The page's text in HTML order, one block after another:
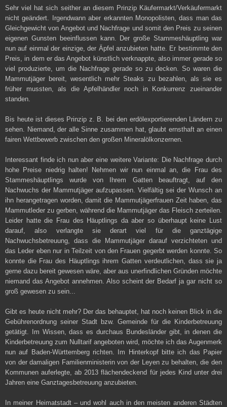
Sehr viel hat sich seither an diesem Prinzip Käufermarkt/Verkäufermarkt
nicht geändert. Irgendwann aber erkannten Monopolisten, dass man das
Gleichgewicht von Angebot und Nachfrage und somit den Preis zu seinen
eigenen Gunsten beeinflussen kann. Der große Stammeshäuptling war
nun auf einmal der einzige, der Äpfel anzubieten hatte. Er bestimmte den
Preis, in dem er das Angebot künstlich verknappte, also immer gerade so
viel produzierte, um die Nachfrage gerade so zu decken. So waren die
Mammutjäger bereit, wesentlich mehr Steaks zu bezahlen, als sie es
früher mussten, als die Apfelhändler noch in Konkurrenz zueinander
standen.
Bis heute ist dieses Prinzip z. B. bei den erdölexportierenden Ländern zu
sehen. Niemand, der alle Sinne zusammen hat, glaubt ernsthaft an einen
fairen Wettbewerb zwischen den großen Mineralölkonzernen.
Interessant finde ich nun aber eine weitere Variante: Die Nachfrage durch
hohe Preise niedrig halten! Nehmen wir nun einmal an, die Frau des
Stammeshäuptlings wurde von Ihrem Gatten beauftragt, auf den
Nachwuchs der Mammutjäger aufzupassen. Vielfältig sei der Wunsch an
ihn herangetragen worden, damit die Mammutjägerfrauen Zeit haben, das
Mammutleder zu gerben, während die Mammutjäger das Fleisch zerteilen.
Leider hatte die Frau des Häuptlings da aber so überhaupt keine Lust
darauf, also verlangte sie derart viel für die ganztägige
Nachwuchsbetreuung, dass die Mammutjäger darauf verzichteten und
das Leder eben nur in Teilzeit von den Frauen gegerbt werden konnte. So
konnte die Frau des Häuptlings ihrem Gatten verdeutlichen, dass sie ja
gerne dazu bereit gewesen wäre, aber aus unerfindlichen Gründen möchte
niemand das Angebot annehmen. Also scheint der Bedarf ja gar nicht so
groß gewesen zu sein...
Gibt es heute nicht mehr? Der das behauptet, hat noch keinen Blick in die
Gebührenordnung seiner Stadt bzw. Gemeinde für die Kinderbetreuung
getätigt. Im Wissen, dass es durchaus Bundesländer gibt, in denen die
Kinderbetreuung zum Nulltarif angeboten wird, möchte ich das Augenmerk
nun auf Baden-Württemberg richten. Im Hinterkopf bitte ich das Papier
von der damaligen Familienministerin von der Leyen zu behalten, die den
Kommunen auferlegte, ab 2013 flächendeckend für jedes Kind unter drei
Jahren eine Ganztagesbetreuung anzubieten.
In meiner Heimatstadt – und wohl auch in den meisten anderen Städten